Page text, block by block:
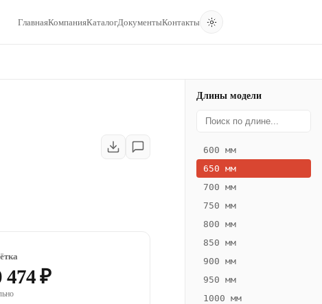
ГлавнаяКомпанияКаталогДокументыКонтакты
474 ₽
Длины модели
600 мм
650 мм
700 мм
750 мм
800 мм
850 мм
900 мм
950 мм
1000 мм